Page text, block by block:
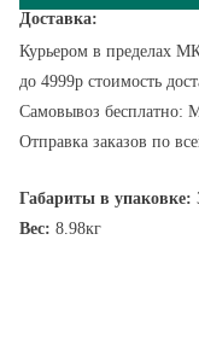
Доставка:
Курьером в пределах
до 4999р стоимость
Самовывоз бесплатно:
Отправка заказов по
Габариты в упаковке:
Вес: 8.98кг